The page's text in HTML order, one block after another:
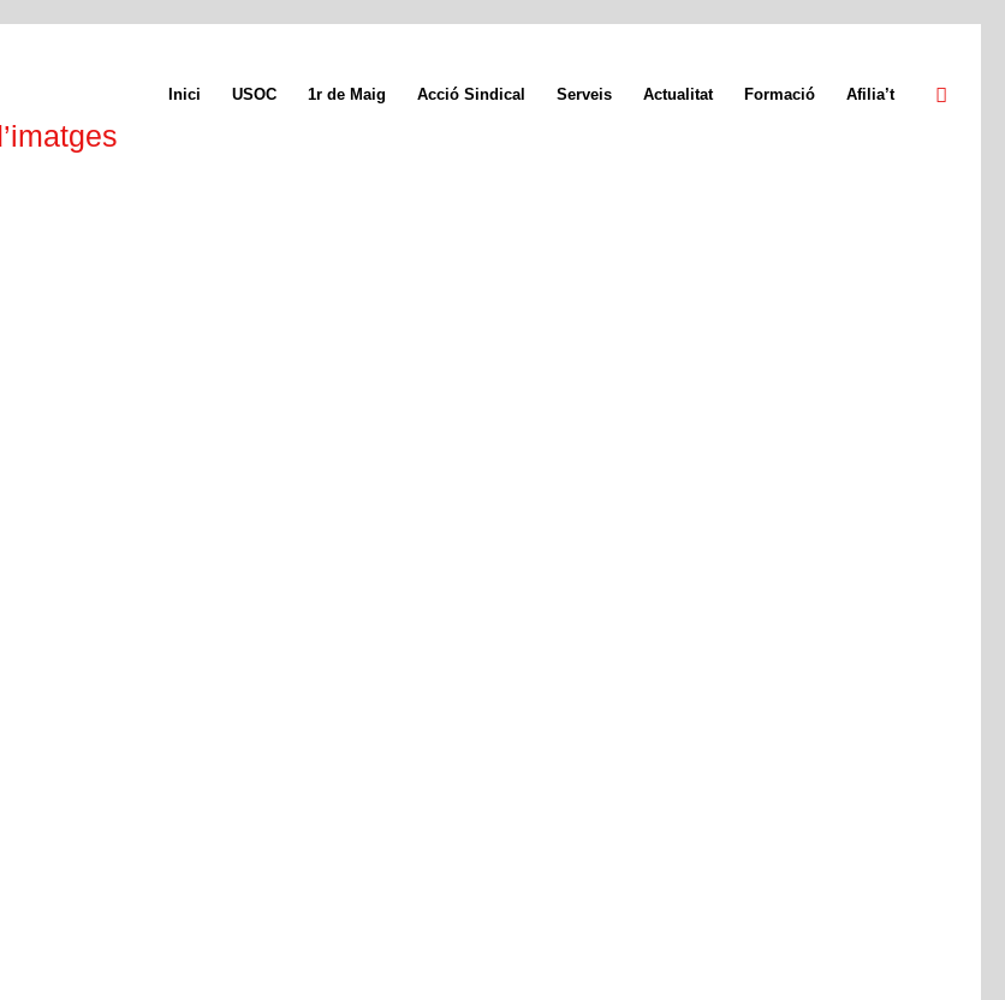
Inici USOC 1r de Maig Acció Sindical Serveis Actualitat Formació Afilia’t